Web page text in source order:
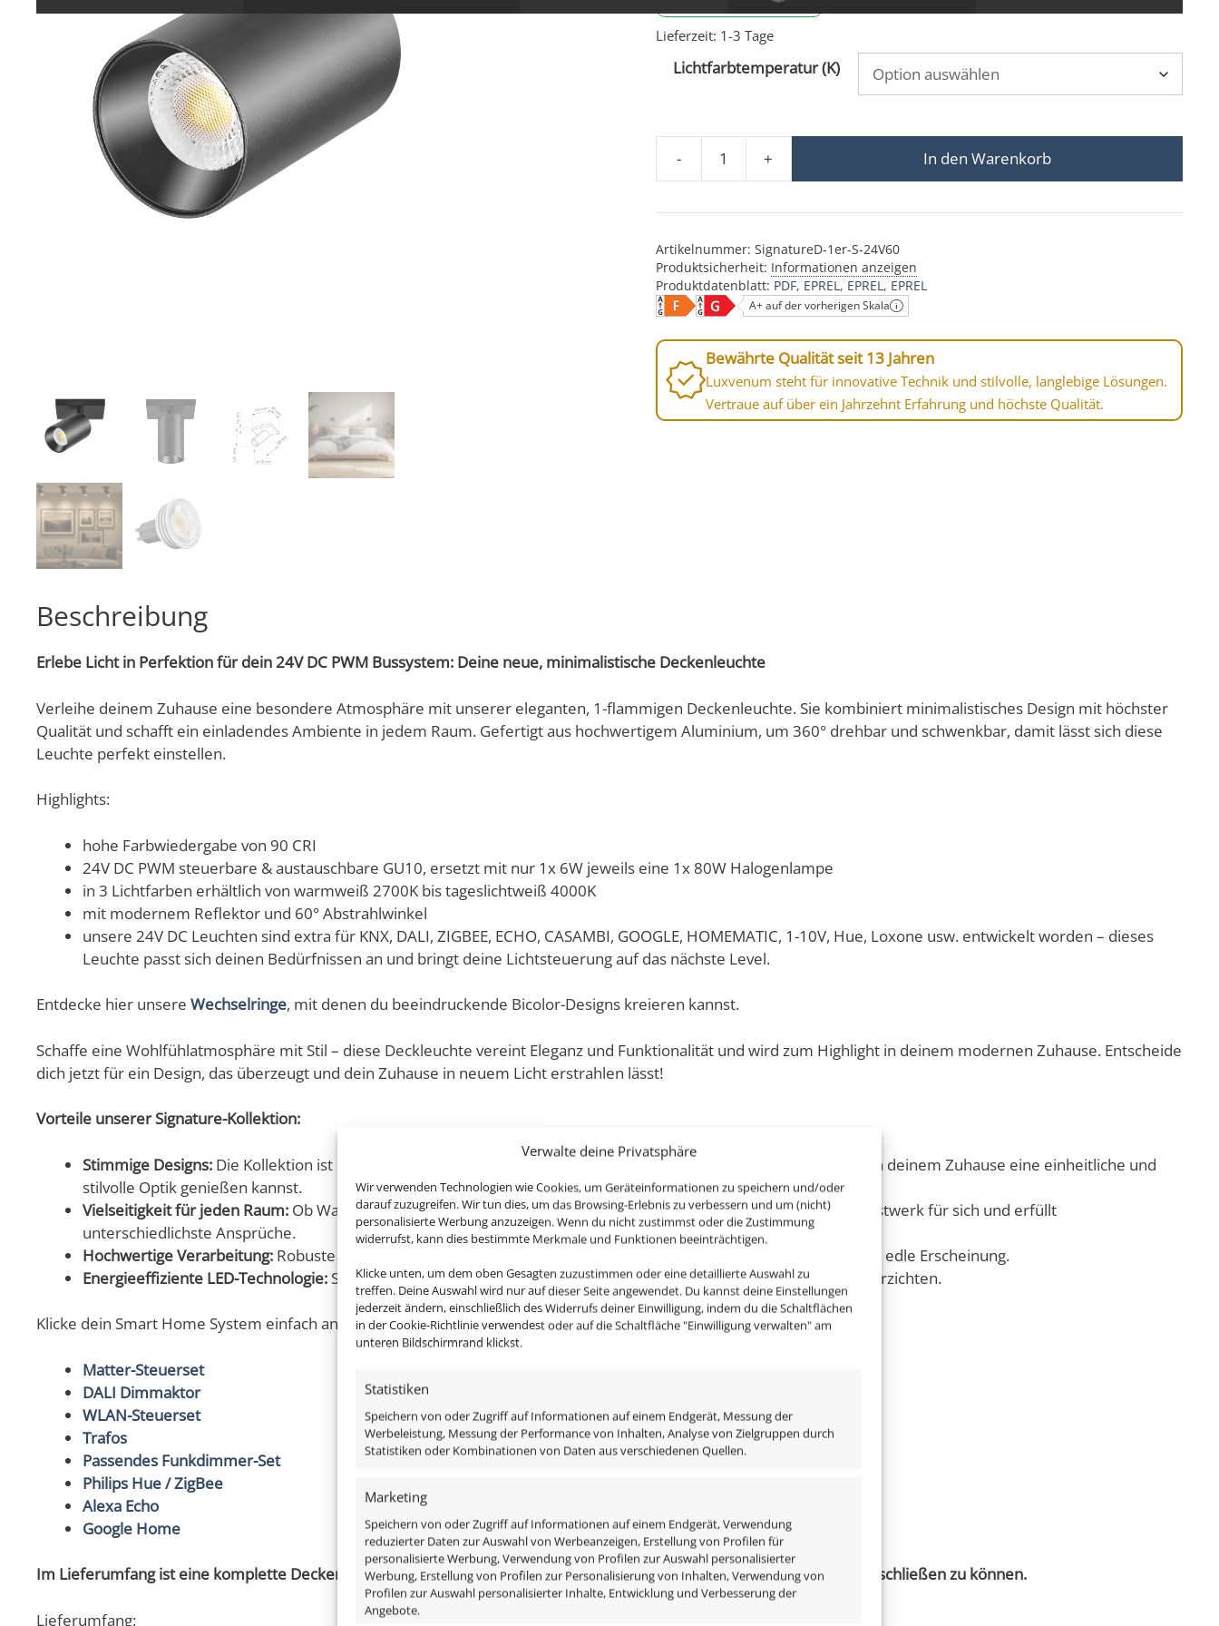
Verwalte deine Privatsphäre
Wir verwenden Technologien wie Cookies, um Geräteinformationen zu speichern und/oder
darauf zuzugreifen. Wir tun dies, um das Browsing-Erlebnis zu verbessern und um (nicht)
personalisierte Werbung anzuzeigen. Wenn du nicht zustimmst oder die Zustimmung
widerrufst, kann dies bestimmte Merkmale und Funktionen beeinträchtigen.
Klicke unten, um dem oben Gesagten zuzustimmen oder eine detaillierte Auswahl zu
treffen. Deine Auswahl wird nur auf dieser Seite angewendet. Du kannst deine Einstellungen
jederzeit ändern, einschließlich des Widerrufs deiner Einwilligung, indem du die Schaltflächen
in der Cookie-Richtlinie verwendest oder auf die Schaltfläche "Einwilligung verwalten" am
unteren Bildschirmrand klickst.
Statistiken
Speichern von oder Zugriff auf Informationen auf einem Endgerät, Messung der
Werbeleistung, Messung der Performance von Inhalten, Analyse von Zielgruppen durch
Statistiken oder Kombinationen von Daten aus verschiedenen Quellen.
Marketing
Speichern von oder Zugriff auf Informationen auf einem Endgerät, Verwendung
reduzierter Daten zur Auswahl von Werbeanzeigen, Erstellung von Profilen für
personalisierte Werbung, Verwendung von Profilen zur Auswahl personalisierter
Werbung, Erstellung von Profilen zur Personalisierung von Inhalten, Verwendung von
Profilen zur Auswahl personalisierter Inhalte, Entwicklung und Verbesserung der
Angebote.
Lieferzeit: 1-3 Tage
Lichtfarbtemperatur (K)
-
24V DC Deckenleuchte SIGNATURE | 1-flammig | 6W | dimmbar & 90 CRI |
+ In den Warenkorb
Artikelnummer: SignatureD-1er-S-24V60
Produktsicherheit: Informationen anzeigen
Produktdatenblatt: PDF EPREL EPREL EPREL
A+ auf der vorherigen Skala
Bewährte Qualität seit 13 Jahren
Luxvenum steht für innovative Technik und stilvolle, langlebige Lösungen.
Vertraue auf über ein Jahrzehnt Erfahrung und höchste Qualität.
Beschreibung
Erlebe Licht in Perfektion für dein 24V DC PWM Bussystem: Deine neue, minimalistische Deckenleuchte
Verleihe deinem Zuhause eine besondere Atmosphäre mit unserer eleganten, 1-flammigen Deckenleuchte. Sie kombiniert minimalistisches Design mit höchster
Qualität und schafft ein einladendes Ambiente in jedem Raum. Gefertigt aus hochwertigem Aluminium, um 360° drehbar und schwenkbar, damit lässt sich diese
Leuchte perfekt einstellen.
Highlights:
hohe Farbwiedergabe von 90 CRI
24V DC PWM steuerbare & austauschbare GU10, ersetzt mit nur 1x 6W jeweils eine 1x 80W Halogenlampe
in 3 Lichtfarben erhältlich von warmweiß 2700K bis tageslichtweiß 4000K
mit modernem Reflektor und 60° Abstrahlwinkel
unsere 24V DC Leuchten sind extra für KNX, DALI, ZIGBEE, ECHO, CASAMBI, GOOGLE, HOMEMATIC, 1-10V, Hue, Loxone usw. entwickelt worden – dieses
Leuchte passt sich deinen Bedürfnissen an und bringt deine Lichtsteuerung auf das nächste Level.
Entdecke hier unsere Wechselringe, mit denen du beeindruckende Bicolor-Designs kreieren kannst.
Schaffe eine Wohlfühlatmosphäre mit Stil – diese Deckleuchte vereint Eleganz und Funktionalität und wird zum Highlight in deinem modernen Zuhause. Entscheide
dich jetzt für ein Design, das überzeugt und dein Zuhause in neuem Licht erstrahlen lässt!
Vorteile unserer Signature-Kollektion:
Stimmige Designs: Die Kollektion ist harmonisch, im gleichen Design & Licht aufeinander abgestimmt, sodass du in deinem Zuhause eine einheitliche und
stilvolle Optik genießen kannst.
Vielseitigkeit für jeden Raum: Ob Wand-, Decken-, Tisch-, Steh- oder Pendelleuchte – jede Leuchte ist ein Lichtkunstwerk für sich und erfüllt
unterschiedlichste Ansprüche.
Hochwertige Verarbeitung: Robuste Materialien und erstklassige Verarbeitung garantieren Langlebigkeit und eine edle Erscheinung.
Energieeffiziente LED-Technologie: Spare Strom und schone die Umwelt, ohne auf helles, angenehmes Licht zu verzichten.
Klicke dein Smart Home System einfach an und schon kommst du zu deinem passenden Zubehör:
Matter-Steuerset
DALI Dimmaktor
WLAN-Steuerset
Trafos
Passendes Funkdimmer-Set
Philips Hue / ZigBee
Alexa Echo
Google Home
Im Lieferumfang ist eine komplette Deckenleuchte samt Leuchtmittel enthalten um diese direkt an dein 24V System anschließen zu können.
Lieferumfang: